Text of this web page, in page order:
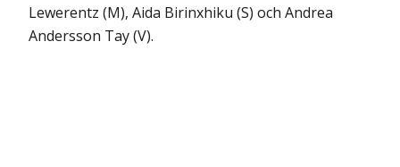
Lewerentz (M), Aida Birinxhiku (S) och Andrea
Andersson Tay (V).